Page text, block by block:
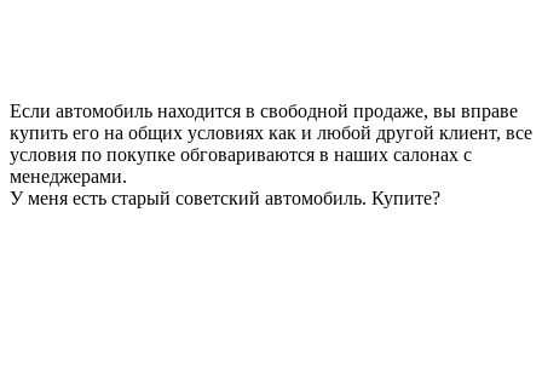
Если автомобиль находится в свободной продаже, вы вправе
купить его на общих условиях как и любой другой клиент, все
условия по покупке обговариваются в наших салонах с
менеджерами.
У меня есть старый советский автомобиль. Купите?